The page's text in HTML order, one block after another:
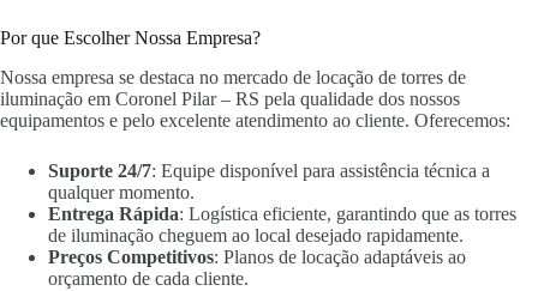
Por que Escolher Nossa Empresa?
Nossa empresa se destaca no mercado de locação de torres de
iluminação em Coronel Pilar – RS pela qualidade dos nossos
equipamentos e pelo excelente atendimento ao cliente. Oferecemos:
Suporte 24/7: Equipe disponível para assistência técnica a
qualquer momento.
Entrega Rápida: Logística eficiente, garantindo que as torres
de iluminação cheguem ao local desejado rapidamente.
Preços Competitivos: Planos de locação adaptáveis ao
orçamento de cada cliente.